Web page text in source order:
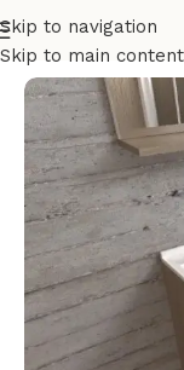
Skip to navigation
Skip to main content
Home/LAVANDERIA